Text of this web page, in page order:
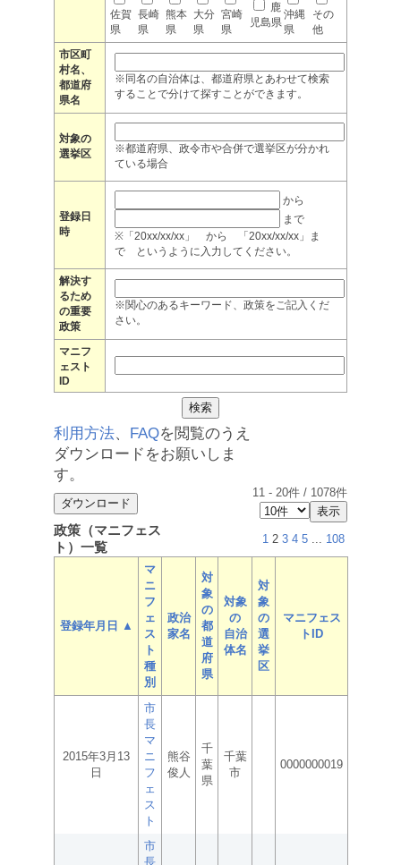
佐賀
県
長崎
県
熊本
県
大分
県
宮崎
県
鹿
児島県
沖縄
県
その
他
市区町
村名、
都道府
県名
※同名の自治体は、都道府県とあわせて検索
することで分けて探すことができます。
対象の
選挙区
※都道府県、政令市や合併で選挙区が分かれ
ている場合
登録日
時
から
まで
※「20xx/xx/xx」 から 「20xx/xx/xx」ま
で というように入力してください。
解決す
るため
の重要
政策
※関心のあるキーワード、政策をご記入くだ
さい。
マニフ
ェスト
ID
利用方法、 FAQを閲覧のうえ
ダウンロードをお願いしま
す。
11 - 20件 / 1078件
政策（マニフェス
ト）一覧
1 2 3 4 5 ... 108
登録年月日 ▲
マ
ニ
フ
ェ
ス
ト
種
別
政治
家名
対
象
の
都
道
府
県
対象
の
自治
体名
対
象
の
選
挙
区
マニフェス
トID
2015年3月13
日
市
長
マ
ニ
フ
ェ
ス
ト
熊谷
俊人
千
葉
県
千葉
市
0000000019
市
長